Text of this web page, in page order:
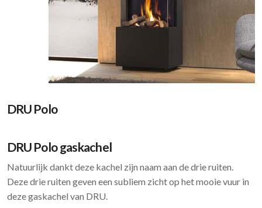
DRU Polo
DRU Polo gaskachel
Natuurlijk dankt deze kachel zijn naam aan de drie ruiten.
Deze drie ruiten geven een subliem zicht op het mooie vuur in
deze gaskachel van DRU.